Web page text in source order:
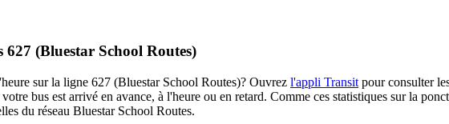
(Bluestar School Routes)
sur la ligne 627 (Bluestar School Routes)? Ouvrez l'appli Transit pour consulter
bus est arrivé en avance, à l'heure ou en retard. Comme ces statistiques sur la
du réseau Bluestar School Routes.